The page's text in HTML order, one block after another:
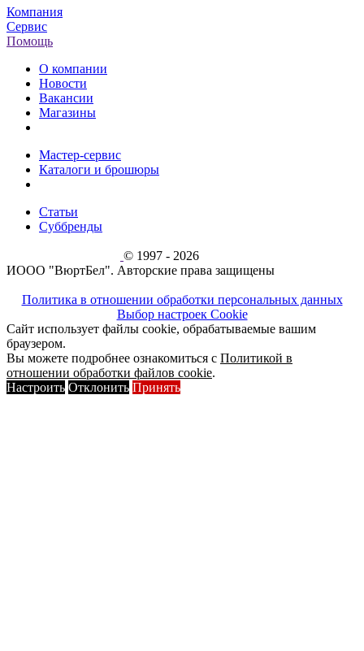
Компания
Сервис
Помощь
О компании
Новости
Вакансии
Магазины
Мастер-сервис
Каталоги и брошюры
Статьи
Суббренды
© 1997 - 2026
ИООО "ВюртБел". Авторские права защищены
Политика в отношении обработки персональных данных
Выбор настроек Cookie
Сайт использует файлы cookie, обрабатываемые вашим
браузером.
Вы можете подробнее ознакомиться с Политикой в
отношении обработки файлов cookie.
Настроить Отклонить Принять